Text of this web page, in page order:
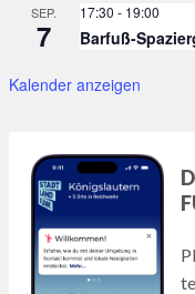
SEP.
7
17:30 - 19:00
Barfuß-
Kalender anzeigen